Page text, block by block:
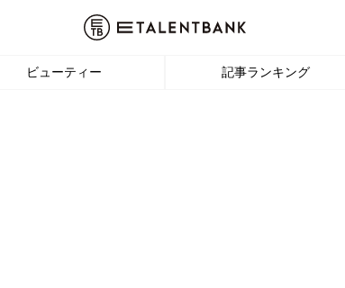
ビューティー 記事ランキング